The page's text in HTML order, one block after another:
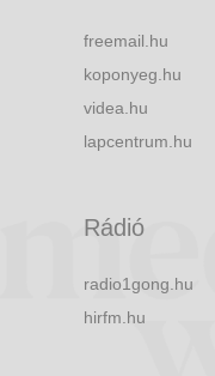
freemail.hu
koponyeg.hu
videa.hu
lapcentrum.hu
Rádió
radio1gong.hu
hirfm.hu